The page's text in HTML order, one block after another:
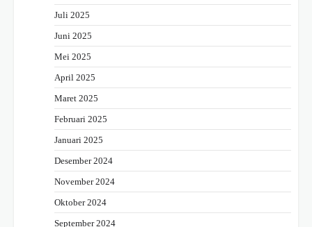
Juli 2025
Juni 2025
Mei 2025
April 2025
Maret 2025
Februari 2025
Januari 2025
Desember 2024
November 2024
Oktober 2024
September 2024